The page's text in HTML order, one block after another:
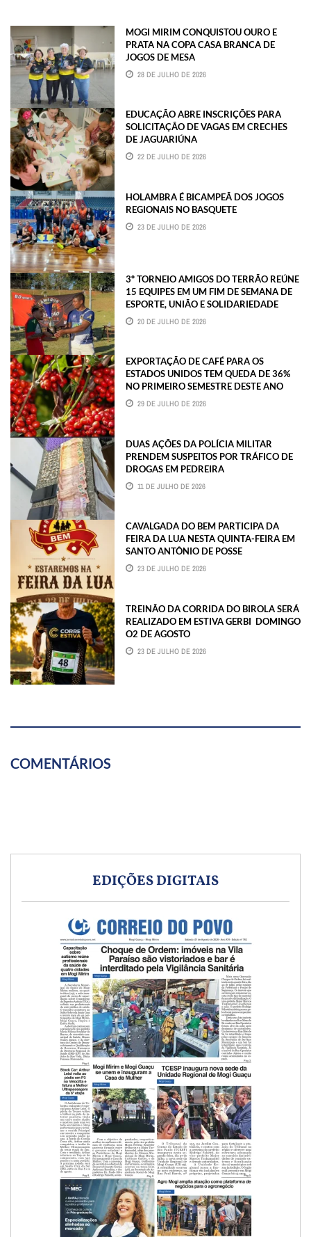
MOGI MIRIM CONQUISTOU OURO E
PRATA NA COPA CASA BRANCA DE
JOGOS DE MESA
28 DE JULHO DE 2026
EDUCAÇÃO ABRE INSCRIÇÕES PARA
SOLICITAÇÃO DE VAGAS EM CRECHES
DE JAGUARIÚNA
22 DE JULHO DE 2026
HOLAMBRA É BICAMPEÃ DOS JOGOS
REGIONAIS NO BASQUETE
23 DE JULHO DE 2026
3º TORNEIO AMIGOS DO TERRÃO REÚNE
15 EQUIPES EM UM FIM DE SEMANA DE
ESPORTE, UNIÃO E SOLIDARIEDADE
20 DE JULHO DE 2026
EXPORTAÇÃO DE CAFÉ PARA OS
ESTADOS UNIDOS TEM QUEDA DE 36%
NO PRIMEIRO SEMESTRE DESTE ANO
29 DE JULHO DE 2026
DUAS AÇÕES DA POLÍCIA MILITAR
PRENDEM SUSPEITOS POR TRÁFICO DE
DROGAS EM PEDREIRA
11 DE JULHO DE 2026
CAVALGADA DO BEM PARTICIPA DA
FEIRA DA LUA NESTA QUINTA-FEIRA EM
SANTO ANTÔNIO DE POSSE
23 DE JULHO DE 2026
TREINÃO DA CORRIDA DO BIROLA SERÁ
REALIZADO EM ESTIVA GERBI DOMINGO
O2 DE AGOSTO
23 DE JULHO DE 2026
COMENTÁRIOS
EDIÇÕES DIGITAIS